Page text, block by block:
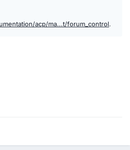
acp/ma...t/forum_control.